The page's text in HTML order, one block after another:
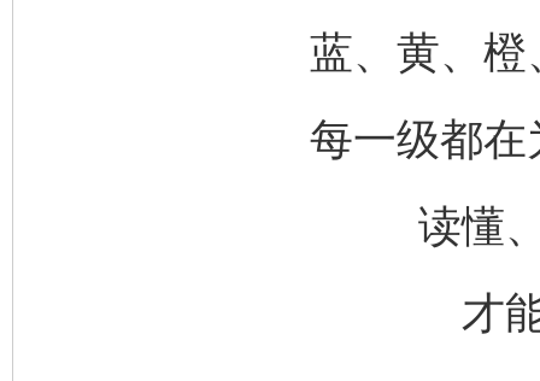
蓝、黄、
每一级都
读懂
才